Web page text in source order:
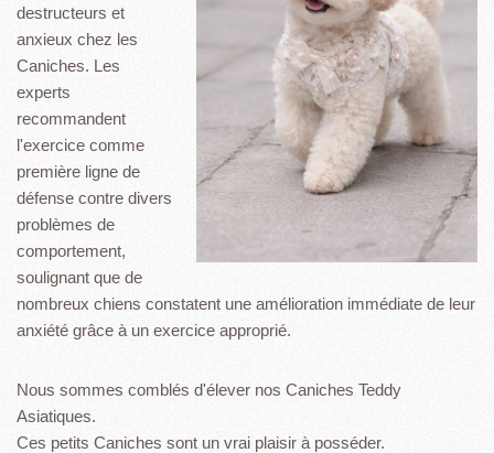
destructeurs et
anxieux chez les
Caniches. Les
experts
recommandent
l'exercice comme
première ligne de
défense contre divers
problèmes de
comportement,
soulignant que de
nombreux chiens constatent une amélioration immédiate de leur
anxiété grâce à un exercice approprié.
Nous sommes comblés d'élever nos Caniches Teddy
Asiatiques.
Ces petits Caniches sont un vrai plaisir à posséder.